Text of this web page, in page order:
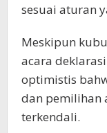
sesuai aturan
Meskipun
acara
optimistis
dan pemilihan
terkendali.